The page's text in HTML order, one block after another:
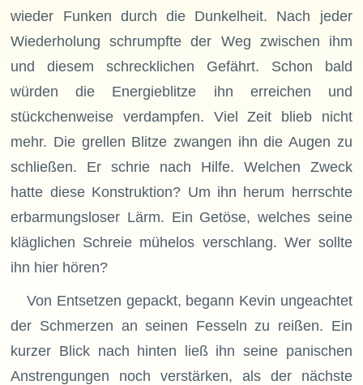
wieder Funken durch die Dunkelheit. Nach jeder
Wiederholung schrumpfte der Weg zwischen ihm
und diesem schrecklichen Gefährt. Schon bald
würden die Energieblitze ihn erreichen und
stückchenweise verdampfen. Viel Zeit blieb nicht
mehr. Die grellen Blitze zwangen ihn die Augen zu
schließen. Er schrie nach Hilfe. Welchen Zweck
hatte diese Konstruktion? Um ihn herum herrschte
erbarmungsloser Lärm. Ein Getöse, welches seine
kläglichen Schreie mühelos verschlang. Wer sollte
ihn hier hören?
Von Entsetzen gepackt, begann Kevin ungeachtet
der Schmerzen an seinen Fesseln zu reißen. Ein
kurzer Blick nach hinten ließ ihn seine panischen
Anstrengungen noch verstärken, als der nächste